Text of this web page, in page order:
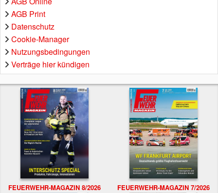
AGB Print
Datenschutz
Cookie-Manager
Nutzungsbedingungen
Verträge hier kündigen
FEUERWEHR-MAGAZIN 8/2026 FEUERWEHR-MAGAZIN 7/2026